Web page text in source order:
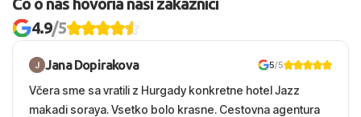
4.9/5
Jana Dopirakova 5/5
Včera sme sa vratili z Hurgady konkretne hotel Jazz
makadi soraya. Vsetko bolo krasne. Cestovna agentura